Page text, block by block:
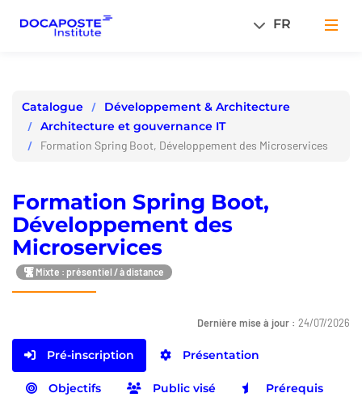
FR
Catalogue
Développement & Architecture
Architecture et gouvernance IT
Formation Spring Boot, Développement des Microservices
Formation Spring Boot,
Développement des
Microservices
Mixte : présentiel / à distance
Dernière mise à jour : 24/07/2026
Pré-inscription Présentation
Objectifs Public visé Prérequis